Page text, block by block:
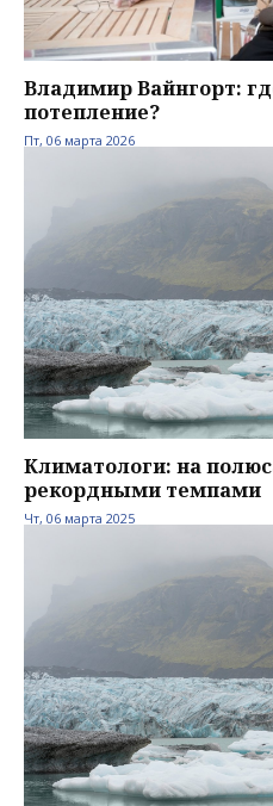
Владимир Вайнгорт:
потепление?
Пт, 06 марта 2026
Климатологи: на
рекордными темпами
Чт, 06 марта 2025